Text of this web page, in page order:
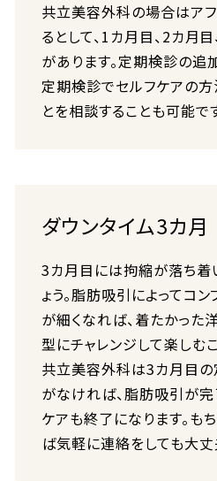
共立美容外科の場合はア
るとして、1カ月目、2カ月
があります。定期検診の追
定期検診でセルフケアの
とを相談することも可能で
ダウンタイム3カ月
3カ月目には拘縮が落ち着
ょう。脂肪吸引によってコ
が細くなれば、着たかった
型にチャレンジして楽しむ
共立美容外科は3カ月目
がなければ、脂肪吸引が完
ケアも終了になります。も
ば気軽に連絡をしても大丈